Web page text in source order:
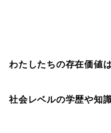
わたしたちの存在価値
社会レベルの学歴や知